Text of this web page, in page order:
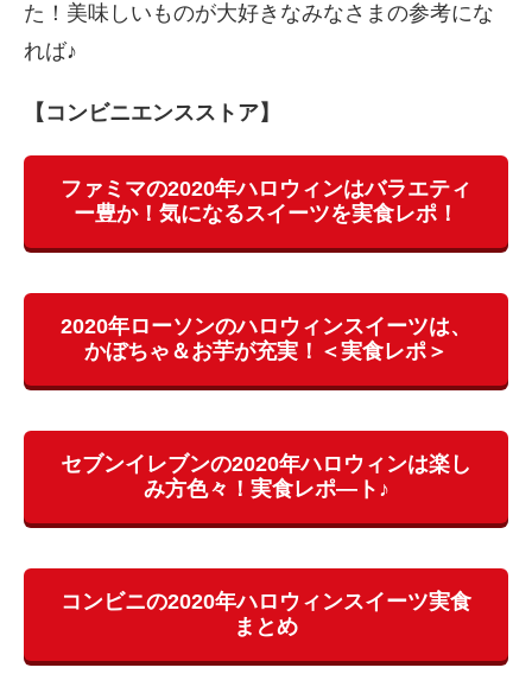
た！美味しいものが大好きなみなさまの参考にな
れば♪
【コンビニエンスストア】
ファミマの2020年ハロウィンはバラエティ
ー豊か！気になるスイーツを実食レポ！
2020年ローソンのハロウィンスイーツは、
かぼちゃ＆お芋が充実！＜実食レポ＞
セブンイレブンの2020年ハロウィンは楽し
み方色々！実食レポ―ト♪
コンビニの2020年ハロウィンスイーツ実食
まとめ